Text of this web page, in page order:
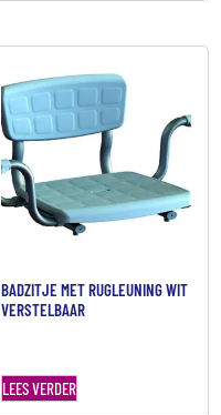
BADZITJE MET RUGLEUNING WIT
VERSTELBAAR
LEES VERDER